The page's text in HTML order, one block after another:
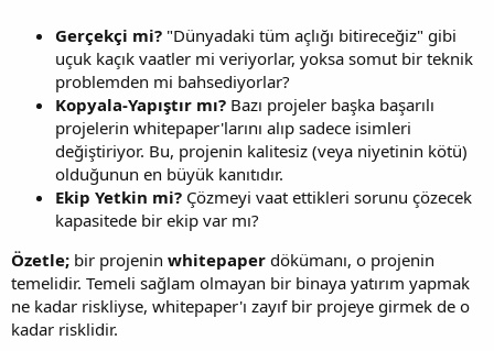
Gerçekçi mi? "Dünyadaki tüm açlığı bitireceğiz" gibi
uçuk kaçık vaatler mi veriyorlar, yoksa somut bir teknik
problemden mi bahsediyorlar?
Kopyala-Yapıştır mı? Bazı projeler başka başarılı
projelerin whitepaper'larını alıp sadece isimleri
değiştiriyor. Bu, projenin kalitesiz (veya niyetinin kötü)
olduğunun en büyük kanıtıdır.
Ekip Yetkin mi? Çözmeyi vaat ettikleri sorunu çözecek
kapasitede bir ekip var mı?
Özetle; bir projenin whitepaper dökümanı, o projenin
temelidir. Temeli sağlam olmayan bir binaya yatırım yapmak
ne kadar riskliyse, whitepaper'ı zayıf bir projeye girmek de o
kadar risklidir.